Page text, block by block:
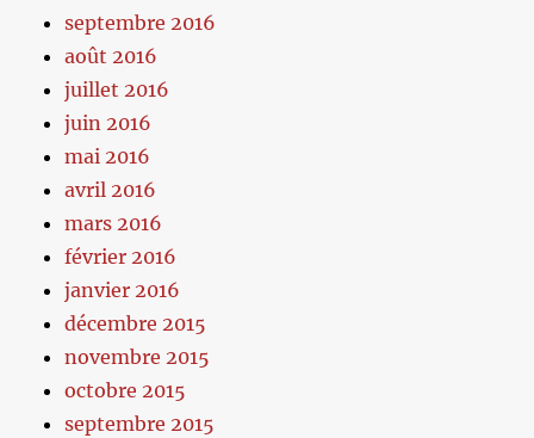
septembre 2016
août 2016
juillet 2016
juin 2016
mai 2016
avril 2016
mars 2016
février 2016
janvier 2016
décembre 2015
novembre 2015
octobre 2015
septembre 2015